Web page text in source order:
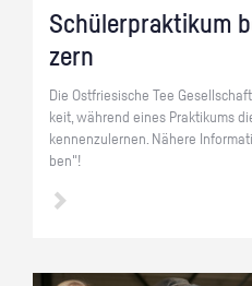
Schü­ler­prak­ti­kum
zern
Die Ost­frie­si­sche Tee
keit, wäh­rend eines Prak­ti­kums
ken­nen­zu­ler­nen. Nä­he­re
ben"!